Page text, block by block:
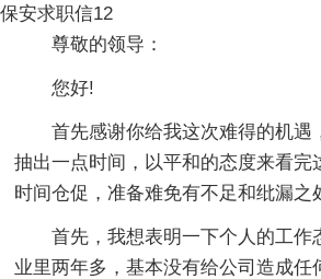
保安求职信12
尊敬的领导：
您好!
首先感谢你给我这次难得的机遇
抽出一点时间，以平和的态度来看完
时间仓促，准备难免有不足和纰漏之
首先，我想表明一下个人的工作
业里两年多，基本没有给公司造成任